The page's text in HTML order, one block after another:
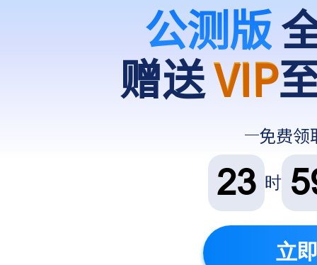
Web
Android
序
公测版
赠送VIP
免费领
23 时
立